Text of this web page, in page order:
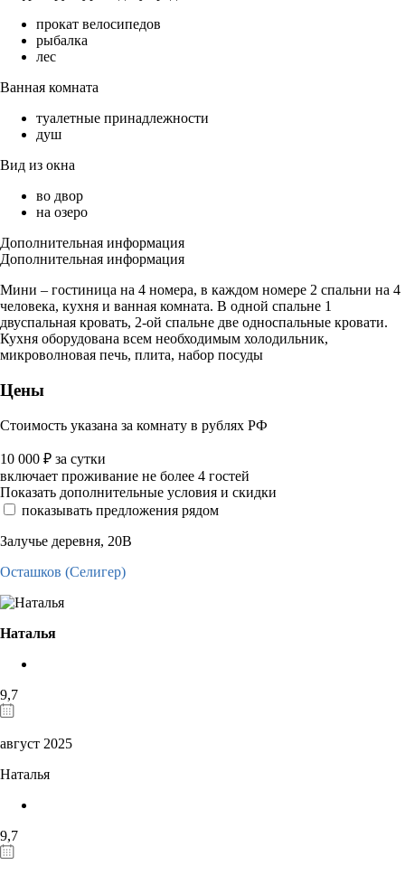
прокат велосипедов
рыбалка
лес
Ванная комната
туалетные принадлежности
душ
Вид из окна
во двор
на озеро
Дополнительная информация
Дополнительная информация
Мини – гостиница на 4 номера, в каждом номере 2 спальни на 4
человека, кухня и ванная комната. В одной спальне 1
двуспальная кровать, 2-ой спальне две односпальные кровати.
Кухня оборудована всем необходимым холодильник,
микроволновая печь, плита, набор посуды
Цены
Стоимость указана за комнату в рублях РФ
10 000 ₽ за сутки
включает проживание не более 4 гостей
Показать дополнительные условия и скидки
показывать предложения рядом
Залучье деревня, 20В
Осташков (Селигер)
Наталья
9,7
август 2025
Наталья
9,7